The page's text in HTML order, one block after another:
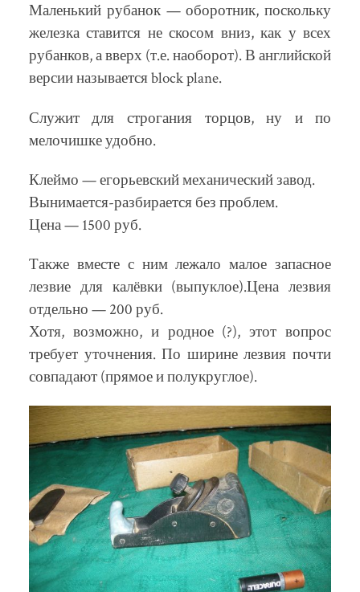
Маленький рубанок — оборотник, поскольку
железка ставится не скосом вниз, как у всех
рубанков, а вверх (т.е. наоборот). В английской
версии называется block plane.
Служит для строгания торцов, ну и по
мелочишке удобно.
Клеймо — егорьевский механический завод.
Вынимается-разбирается без проблем.
Цена — 1500 руб.
Также вместе с ним лежало малое запасное
лезвие для калёвки (выпуклое).Цена лезвия
отдельно — 200 руб.
Хотя, возможно, и родное (?), этот вопрос
требует уточнения. По ширине лезвия почти
совпадают (прямое и полукруглое).